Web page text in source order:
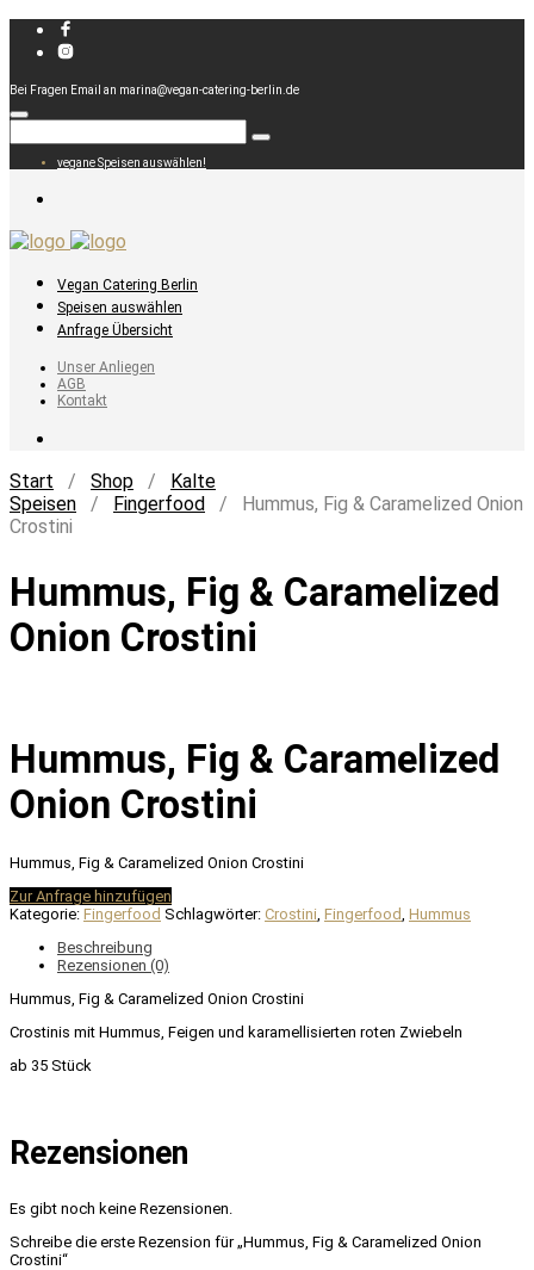
Bei Fragen Email an marina@vegan-catering-berlin.de
vegane Speisen auswählen!
Vegan Catering Berlin
Speisen auswählen
Anfrage Übersicht
Unser Anliegen
AGB
Kontakt
Start / Shop / Kalte
Speisen / Fingerfood / Hummus, Fig & Caramelized Onion
Crostini
Hummus, Fig & Caramelized
Onion Crostini
Hummus, Fig & Caramelized
Onion Crostini
Hummus, Fig & Caramelized Onion Crostini
Zur Anfrage hinzufügen
Kategorie: Fingerfood Schlagwörter: Crostini, Fingerfood, Hummus
Beschreibung
Rezensionen (0)
Hummus, Fig & Caramelized Onion Crostini
Crostinis mit Hummus, Feigen und karamellisierten roten Zwiebeln
ab 35 Stück
Rezensionen
Es gibt noch keine Rezensionen.
Schreibe die erste Rezension für „Hummus, Fig & Caramelized Onion
Crostini“